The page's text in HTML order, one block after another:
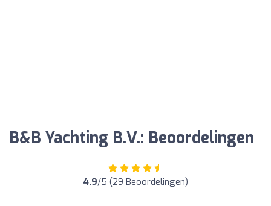
B&B Yachting B.V.: Beoordelingen
4.9/5 (29 Beoordelingen)